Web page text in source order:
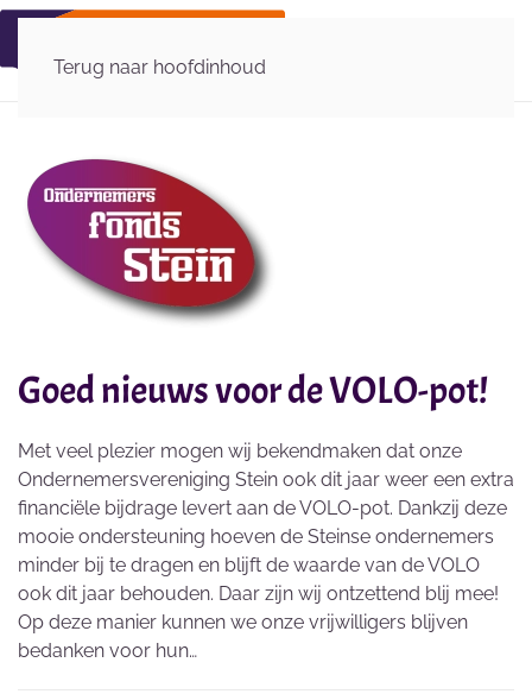
Terug naar hoofdinhoud
Goed nieuws voor de VOLO-pot!
Met veel plezier mogen wij bekendmaken dat onze
Ondernemersvereniging Stein ook dit jaar weer een extra
financiële bijdrage levert aan de VOLO-pot. Dankzij deze
mooie ondersteuning hoeven de Steinse ondernemers
minder bij te dragen en blijft de waarde van de VOLO
ook dit jaar behouden. Daar zijn wij ontzettend blij mee!
Op deze manier kunnen we onze vrijwilligers blijven
bedanken voor hun…